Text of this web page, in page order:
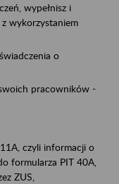
wypełnisz i
wykorzystaniem
o
pracowników -
czyli informacji o
formularza PIT 40A,
ZUS,